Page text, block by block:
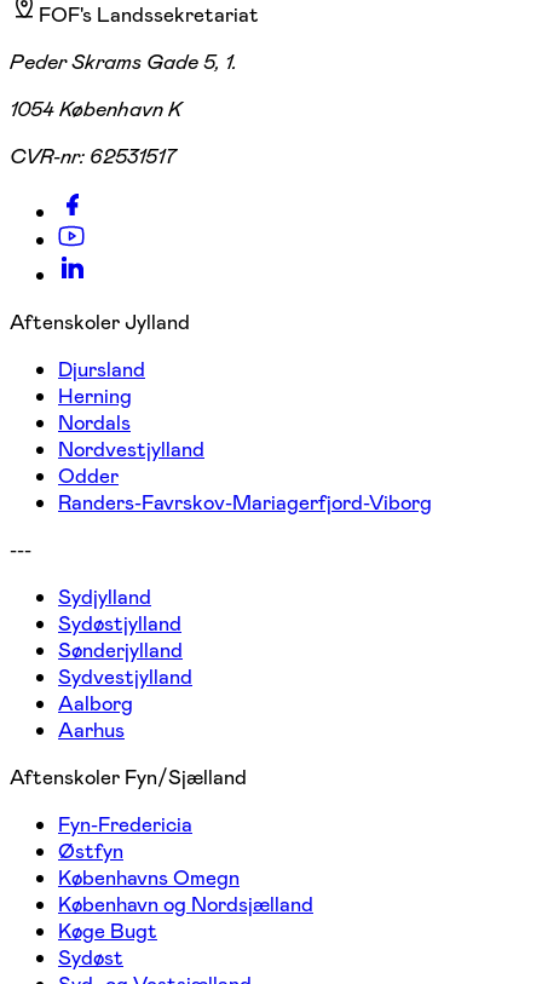
FOF's Landssekretariat
Peder Skrams Gade 5, 1.
1054 København K
CVR-nr: 62531517
Aftenskoler Jylland
Djursland
Herning
Nordals
Nordvestjylland
Odder
Randers-Favrskov-Mariagerfjord-Viborg
---
Sydjylland
Sydøstjylland
Sønderjylland
Sydvestjylland
Aalborg
Aarhus
Aftenskoler Fyn/Sjælland
Fyn-Fredericia
Østfyn
Københavns Omegn
København og Nordsjælland
Køge Bugt
Sydøst